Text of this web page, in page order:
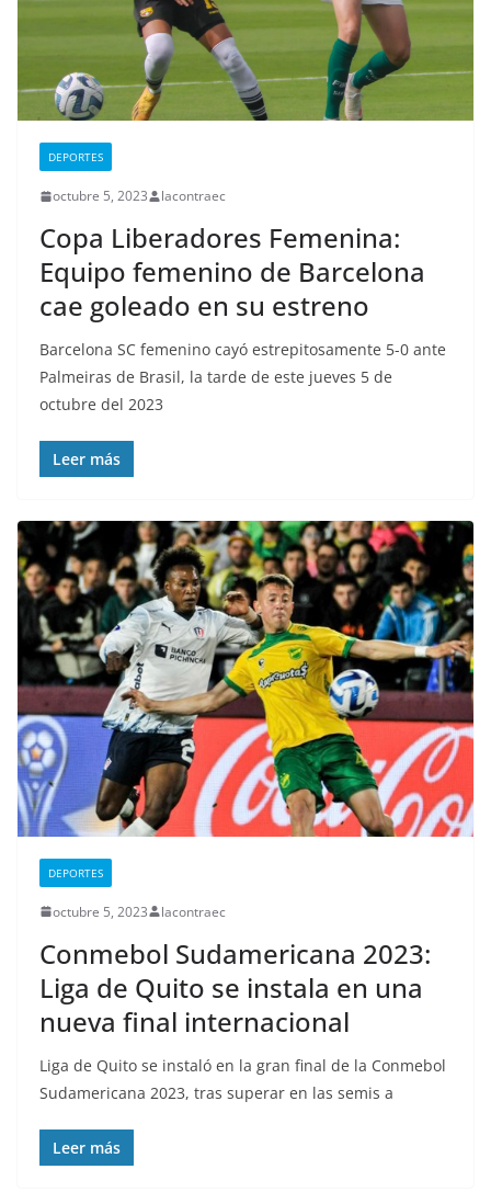
DEPORTES
octubre 5, 2023 lacontraec
Copa Liberadores Femenina:
Equipo femenino de Barcelona
cae goleado en su estreno
Barcelona SC femenino cayó estrepitosamente 5-0 ante
Palmeiras de Brasil, la tarde de este jueves 5 de
octubre del 2023
Leer más
DEPORTES
octubre 5, 2023 lacontraec
Conmebol Sudamericana 2023:
Liga de Quito se instala en una
nueva final internacional
Liga de Quito se instaló en la gran final de la Conmebol
Sudamericana 2023, tras superar en las semis a
Leer más